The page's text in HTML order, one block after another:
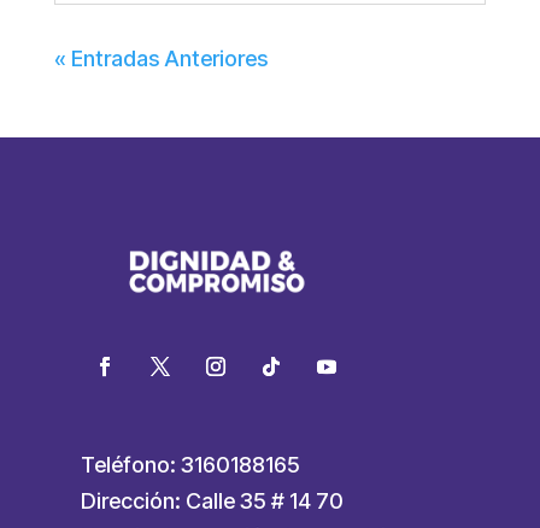
« Entradas Anteriores
Teléfono: 3160188165
Dirección: Calle 35 # 14 70